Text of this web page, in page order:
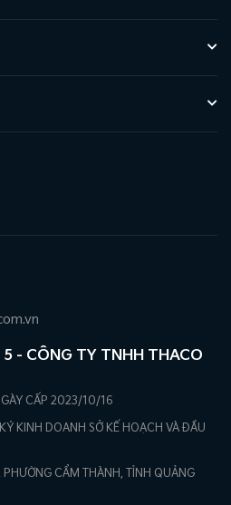
- CÔNG TY TNHH THACO
CẤP 2023/10/16
KINH DOANH SỞ KẾ HOẠCH VÀ ĐẦU
CẨM THÀNH, TỈNH QUẢNG